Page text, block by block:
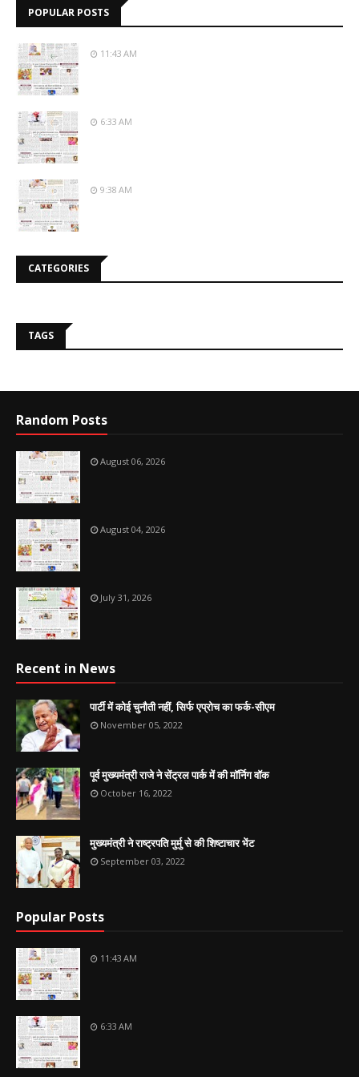
POPULAR POSTS
11:43 AM
6:33 AM
9:38 AM
CATEGORIES
TAGS
Random Posts
August 06, 2026
August 04, 2026
July 31, 2026
Recent in News
पार्टी में कोई चुनौती नहीं, सिर्फ एप्रोच का फर्क-सीएम
November 05, 2022
पूर्व मुख्यमंत्री राजे ने सेंट्रल पार्क में की मॉर्निग वॉक
October 16, 2022
मुख्यमंत्री ने राष्ट्रपति मुर्मु से की शिष्टाचार भेंट
September 03, 2022
Popular Posts
11:43 AM
6:33 AM